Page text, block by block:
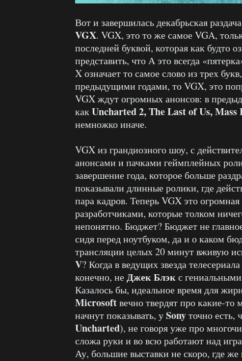
Вот и завершилась декабрьская
VGX. VGX, это то же самое VGA,
последней буквой, которая как будто
представить, что А это всегда
X означает то самое слово из трех
предыдущими годами, то VGX, это
VGX ждут огромных анонсов: в
какUncharted 2, The Last of Us, Mass
немножко иначе.
VGX из грандиозного шоу, с
анонсами и пачками геймплейных
завершение года, которое больше
показывали длинные ролики, где
пара кадров. Теперь VGX это
разработчиками, которые толком
непонятно. Бюджет? Бюджет не
сидя перед ноутбуком, да и о каком
трансляции целых 20 минут вживую
V? Когда в ведущих звезда телесериала
конечно, неДжек Блэкс
Казалось бы, идеальное время для
Microsoftвечно твердят про какие-
начнут показывать, уSonyточно есть,
Uncharted), не говоря уже про
сложа руки и во всю работают над
Ау, большие выставки не скоро, где же